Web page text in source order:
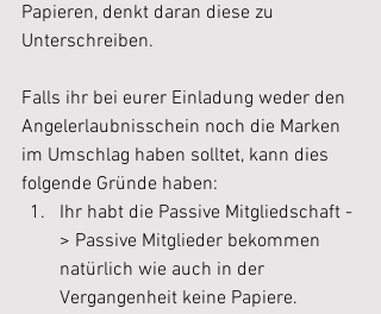
Papieren, denkt daran diese zu
Unterschreiben.
Falls ihr bei eurer Einladung weder den
Angelerlaubnisschein noch die Marken
im Umschlag haben solltet, kann dies
folgende Gründe haben:
Ihr habt die Passive Mitgliedschaft -
> Passive Mitglieder bekommen
natürlich wie auch in der
Vergangenheit keine Papiere.